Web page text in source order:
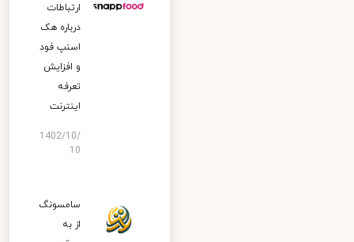
ارتباطات
درباره هک
اسنپ‌ فود
و افزایش
تعرفه
اینترنت
1402/10/
10
سامسونگ
از به